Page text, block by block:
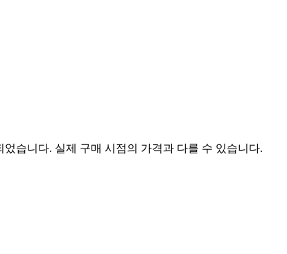
습니다. 실제 구매 시점의 가격과 다를 수 있습니다.